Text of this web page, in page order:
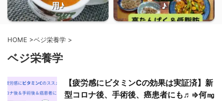
用♪
♪
HOME >ベジ栄養学 >
ベジ栄養学
【疲労感にビタミンCの効果は実証済】新
型コロナ後、手術後、癌患者にも♬⇒何㎎